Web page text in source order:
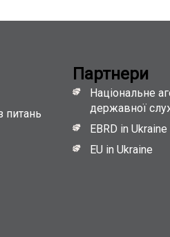
питань
Партнери
Національне
державної
EBRD in Ukraine
EU in Ukraine